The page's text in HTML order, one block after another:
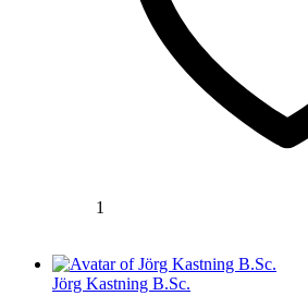
1
Jörg Kastning B.Sc.